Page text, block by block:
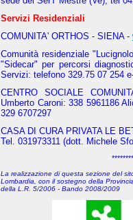
Servizi Residenziali
COMUNITA' ORTHOS - SIENA -
Comunità residenziale
"Sidecar" per percorsi
Servizi: telefono 329.75 07 254
CENTRO SOCIALE
Umberto Caroni: 338 5961186
329 6707297
CASA DI CURA PRIVATA LE
Tel. 031973311 (dott. Michele
La realizzazione di questa sezione del
Lombardia, con il sostegno della
della L.R. 5/2006 - Bando 2008/2009